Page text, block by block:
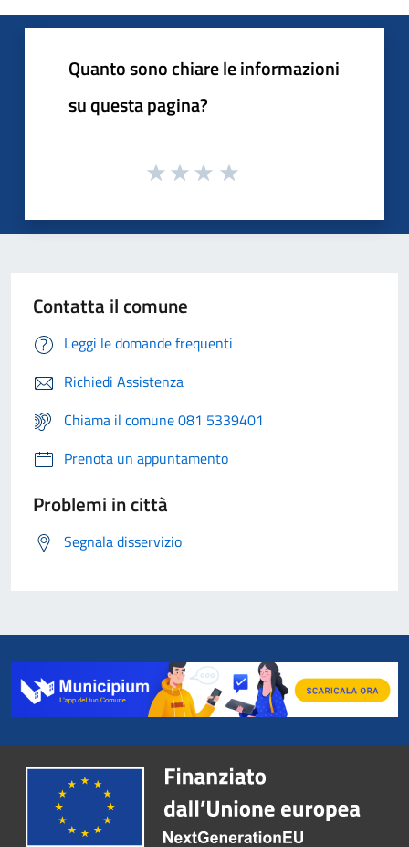
Quanto sono chiare le informazioni
su questa pagina?
Contatta il comune
Leggi le domande frequenti
Richiedi Assistenza
Chiama il comune 081 5339401
Prenota un appuntamento
Problemi in città
Segnala disservizio